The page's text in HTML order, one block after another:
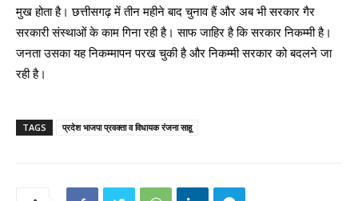
मुख होता है। छत्तीसगढ़ में तीन महीने बाद चुनाव हैं और अब भी सरकार गैर
सरकारी संस्थाओं के काम गिना रही है। साफ जाहिर है कि सरकार निकम्मी है।
जनता उसका यह निकम्मापन परख चुकी है और निकम्मी सरकार को बदलने जा
रही है।
TAGS प्रदेश भाजपा प्रवक्ता व विधायक रंजना साहू